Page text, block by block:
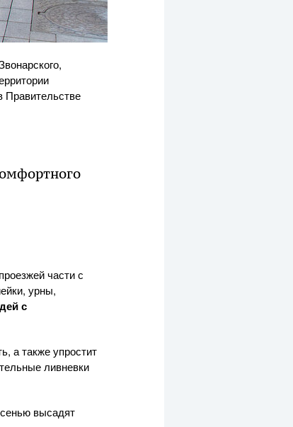
Правительстве
части с
урны,
с
а также упростит
ливневки
высадят